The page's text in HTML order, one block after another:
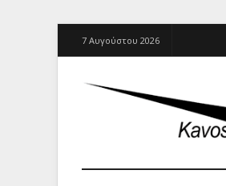
7 Αυγούστου 2026